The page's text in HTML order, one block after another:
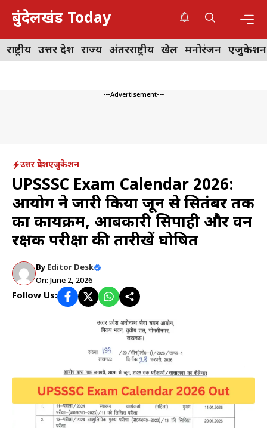
Skip
content
बुंदेलखंड Today
राष्ट्रीय उत्तर प्रदेश राज्य अंतरराष्ट्रीय खेल मनोरंजन एजुकेशन
---Advertisement---
उत्तर प्रदेशएजुकेशन
UPSSSC Exam Calendar 2026:
आयोग ने जारी किया जून से सितंबर तक
का कार्यक्रम, आबकारी सिपाही और वन
रक्षक परीक्षा की तारीखें घोषित
By Editor Desk
On: June 2, 2026
Follow Us: